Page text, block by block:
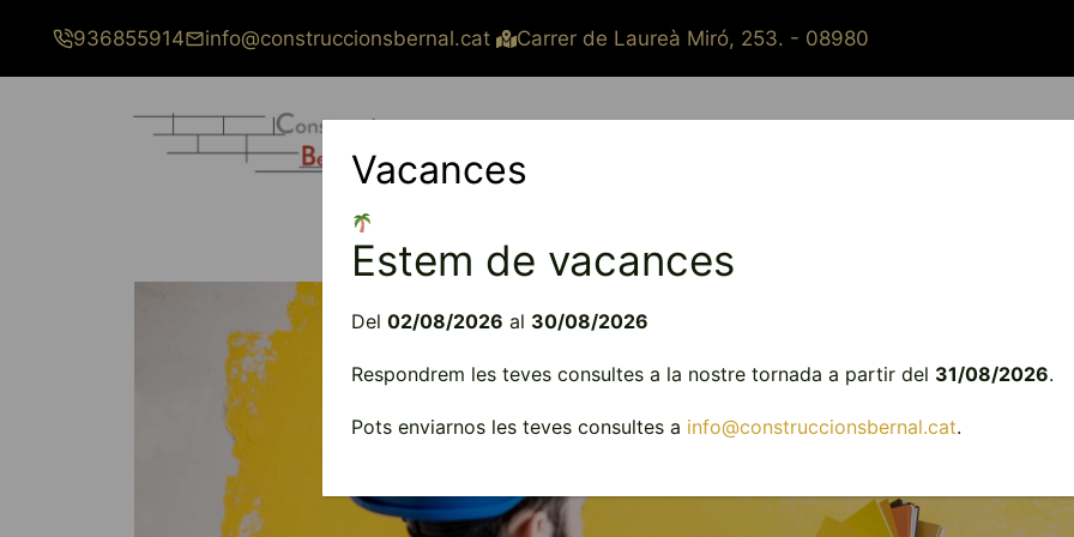
contingut
936855914 info@construccionsbernal.cat Carrer de Laureà Miró, 253. - 08980
Vacances
Estem de vacances
Del 02/08/2026 al 30/08/2026
Respondrem les teves consultes a la nostre tornada a partir del 31/08/2026.
Pots enviarnos les teves consultes a info@construccionsbernal.cat.